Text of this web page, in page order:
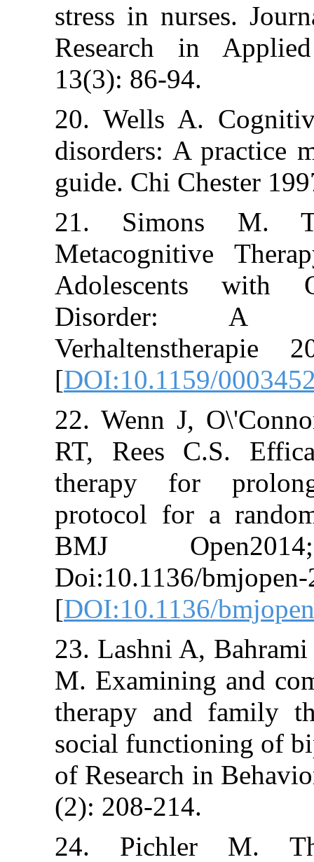
stress in
Research in
13(3): 86-94.
20. Wells A.
disorders: A
guide. Chi
21. Simons
Adolescents
Disorder:
[DOI:10.1159/
22. Wenn J,
RT, Rees
therapy for
protocol for a
BMJ
Doi:10.1136/
[DOI:10.1136/
23. Lashni A,
M. Examining
therapy and
social
of Research in
(2): 208-214.
24. Pichler